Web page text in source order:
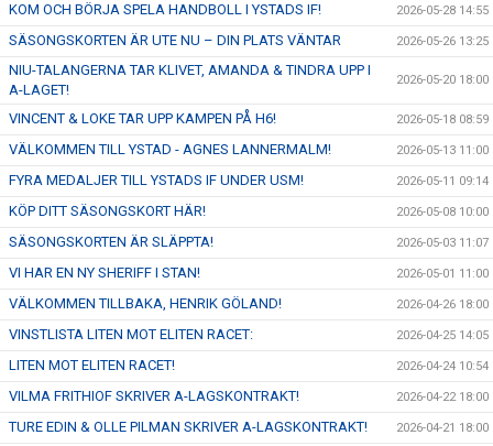
KOM OCH BÖRJA SPELA HANDBOLL I YSTADS IF! 2026-05-28 14:55
SÄSONGSKORTEN ÄR UTE NU – DIN PLATS VÄNTAR 2026-05-26 13:25
NIU-TALANGERNA TAR KLIVET, AMANDA & TINDRA UPP I
A-LAGET!
2026-05-20 18:00
VINCENT & LOKE TAR UPP KAMPEN PÅ H6! 2026-05-18 08:59
VÄLKOMMEN TILL YSTAD - AGNES LANNERMALM! 2026-05-13 11:00
FYRA MEDALJER TILL YSTADS IF UNDER USM! 2026-05-11 09:14
KÖP DITT SÄSONGSKORT HÄR! 2026-05-08 10:00
SÄSONGSKORTEN ÄR SLÄPPTA! 2026-05-03 11:07
VI HAR EN NY SHERIFF I STAN! 2026-05-01 11:00
VÄLKOMMEN TILLBAKA, HENRIK GÖLAND! 2026-04-26 18:00
VINSTLISTA LITEN MOT ELITEN RACET: 2026-04-25 14:05
LITEN MOT ELITEN RACET! 2026-04-24 10:54
VILMA FRITHIOF SKRIVER A-LAGSKONTRAKT! 2026-04-22 18:00
TURE EDIN & OLLE PILMAN SKRIVER A-LAGSKONTRAKT! 2026-04-21 18:00